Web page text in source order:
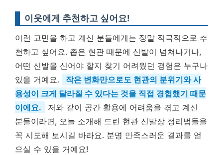
이웃에게 추천하고 싶어요!
이런 고민을 하고 계신 분들에게는 정말 적극적으로 추
천하고 싶어요. 좁은 현관 때문에 신발이 넘쳐나거나,
어떤 신발을 신어야 할지 찾기 어려웠던 경험은 누구나
있을 거예요.
작은 변화만으로도 현관의 분위기와 사
용성이 크게 달라질 수 있다는 것을 직접 경험했기 때문
이에요.
저와 같이 공간 활용에 어려움을 겪고 계신
분들이라면, 오늘 소개해 드린 현관 신발장 정리법들을
꼭 시도해 보시길 바라요. 분명 만족스러운 결과를 얻
으실 수 있을 거예요!